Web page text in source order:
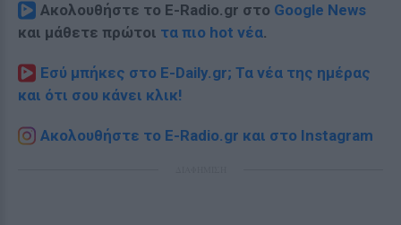
Ακολουθήστε το E-Radio.gr στο Google News
και μάθετε πρώτοι τα πιο hot νέα.
Εσύ μπήκες στο E-Daily.gr; Τα νέα της ημέρας
και ότι σου κάνει κλικ!
Ακολουθήστε το E-Radio.gr και στο Instagram